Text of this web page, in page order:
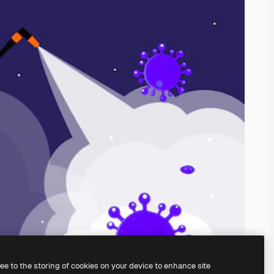
to the storing of cookies on your device to enhance site